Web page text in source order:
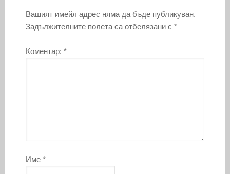
Вашият имейл адрес няма да бъде публикуван.
Задължителните полета са отбелязани с *
Коментар: *
Име *